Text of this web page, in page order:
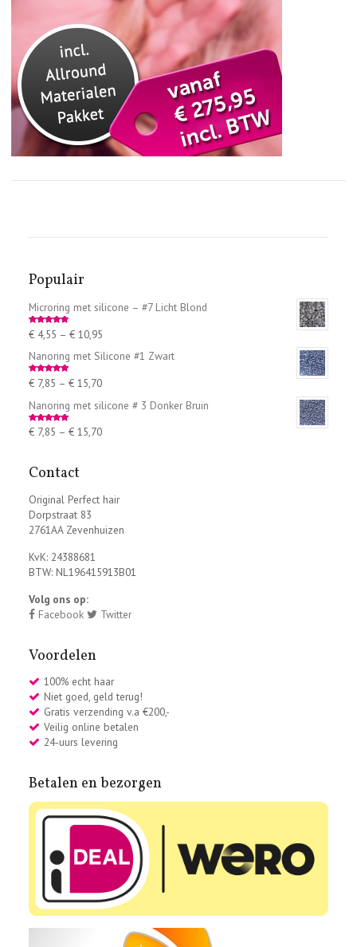
Populair
Microring met silicone – #7 Licht Blond
Rated5.00
out of 5
€4,55 – €10,95
Nanoring met Silicone #1 Zwart
Rated5.00
out of 5
€7,85 – €15,70
Nanoring met silicone # 3 Donker Bruin
Rated5.00
out of 5
€7,85 – €15,70
Contact
Original Perfect hair
Dorpstraat 83
2761AA Zevenhuizen
KvK: 24388681
BTW: NL196415913B01
Volg ons op:
Facebook
Twitter
Voordelen
100% echt haar
Niet goed, geld terug!
Gratis verzending v.a €200,-
Veilig online betalen
24-uurs levering
Betalen en bezorgen